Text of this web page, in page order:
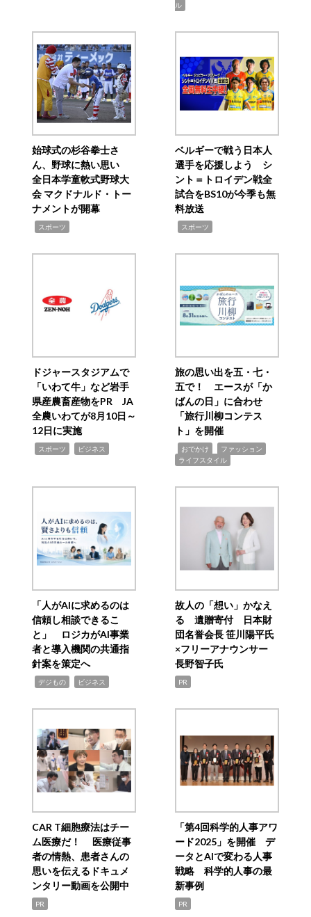
ル
始球式の杉谷拳士さ
ん、野球に熱い思い
全日本学童軟式野球大
会 マクドナルド・トー
ナメントが開幕
スポーツ
ベルギーで戦う日本人
選手を応援しよう シ
ント＝トロイデン戦全
試合をBS10が今季も無
料放送
スポーツ
ドジャースタジアムで
「いわて牛」など岩手
県産農畜産物をPR JA
全農いわてが8月10日～
12日に実施
スポーツ ビジネス
旅の思い出を五・七・
五で！ エースが「か
ばんの日」に合わせ
「旅行川柳コンテス
ト」を開催
おでかけ ファッション
ライフスタイル
「人がAIに求めるのは
信頼し相談できるこ
と」 ロジカがAI事業
者と導入機関の共通指
針案を策定へ
デジもの ビジネス
故人の「想い」かなえ
る 遺贈寄付 日本財
団名誉会長 笹川陽平氏
×フリーアナウンサー
長野智子氏
PR
CAR T細胞療法はチー
ム医療だ！ 医療従事
者の情熱、患者さんの
思いを伝えるドキュメ
ンタリー動画を公開中
PR
「第4回科学的人事アワ
ード2025」を開催 デ
ータとAIで変わる人事
戦略 科学的人事の最
新事例
PR